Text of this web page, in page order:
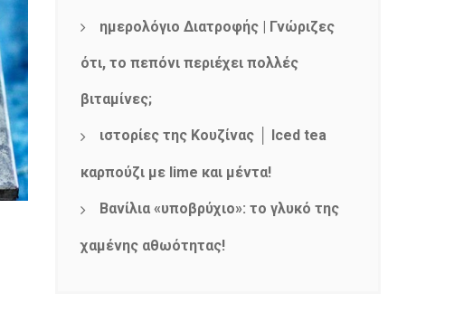
ημερολόγιο Διατροφής | Γνώριζες
ότι, το πεπόνι περιέχει πολλές
βιταμίνες;
ιστορίες της Κουζίνας │ Iced tea
καρπούζι με lime και μέντα!
Βανίλια «υποβρύχιο»: το γλυκό της
χαμένης αθωότητας!